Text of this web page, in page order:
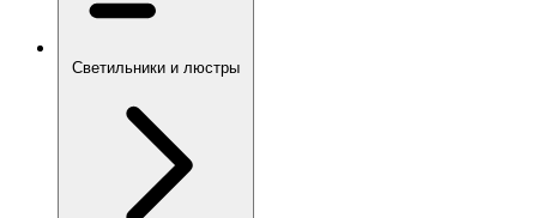
Светильники и люстры